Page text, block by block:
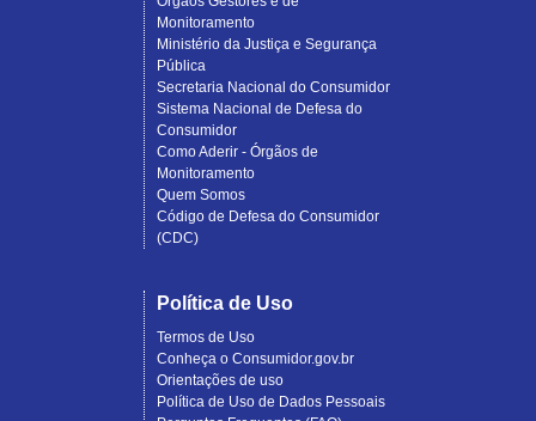
Monitoramento
Ministério da Justiça e Segurança
Pública
Secretaria Nacional do Consumidor
Sistema Nacional de Defesa do
Consumidor
Como Aderir - Órgãos de
Monitoramento
Quem Somos
Código de Defesa do Consumidor
(CDC)
Política de Uso
Termos de Uso
Conheça o Consumidor.gov.br
Orientações de uso
Política de Uso de Dados Pessoais